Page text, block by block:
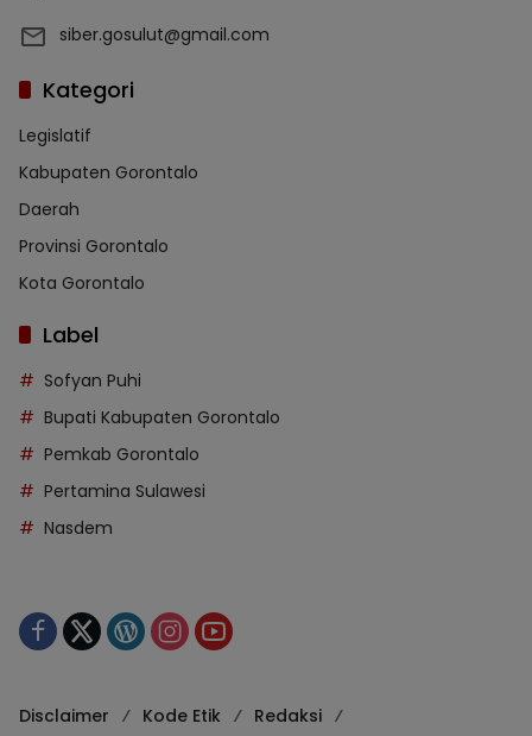
siber.gosulut@gmail.com
Kategori
Legislatif
Kabupaten Gorontalo
Daerah
Provinsi Gorontalo
Kota Gorontalo
Label
Sofyan Puhi
Bupati Kabupaten Gorontalo
Pemkab Gorontalo
Pertamina Sulawesi
Nasdem
Disclaimer Kode Etik
Redaksi